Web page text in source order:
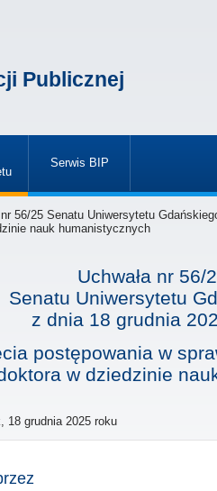
Publicznej
Serwis BIP
»
nr 56/25 Senatu Uniwersytetu
nauk humanistycznych
Uchwała nr 56/
Senatu Uniwersytetu
z dnia 18 grudnia
postępowania w
w dziedzinie
18 grudnia 2025 roku